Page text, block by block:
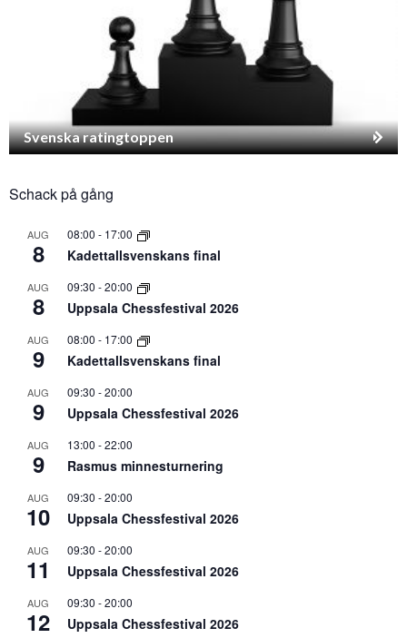
Svenska ratingtoppen
Schack på gång
AUG
8
08:00 - 17:00
Kadettallsvenskans final
AUG
8
09:30 -20:00
Uppsala Chessfestival 2026
AUG
9
08:00 - 17:00
Kadettallsvenskans final
AUG
9
09:30 -20:00
Uppsala Chessfestival 2026
AUG
9
13:00 -22:00
Rasmus minnesturnering
AUG
10
09:30 -20:00
Uppsala Chessfestival 2026
AUG
11
09:30 -20:00
Uppsala Chessfestival 2026
AUG
12
09:30 -20:00
Uppsala Chessfestival 2026